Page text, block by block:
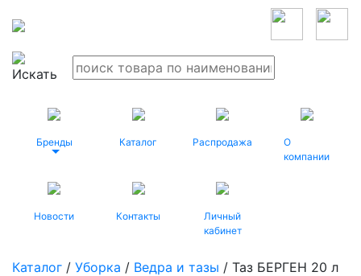
Бренды Каталог Распродажа
О
компании
Новости Контакты
Личный
кабинет
Каталог / Уборка / Ведра и тазы / Таз БЕРГЕН 20 л